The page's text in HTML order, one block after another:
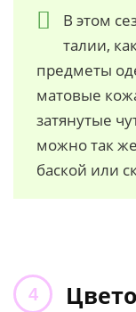
В этом
талии,
предметы
матовые
затянутые
можно так
баской или